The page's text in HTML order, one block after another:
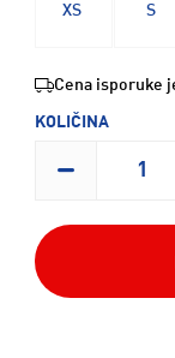
XS S
Cena isporuke
KOLIČINA